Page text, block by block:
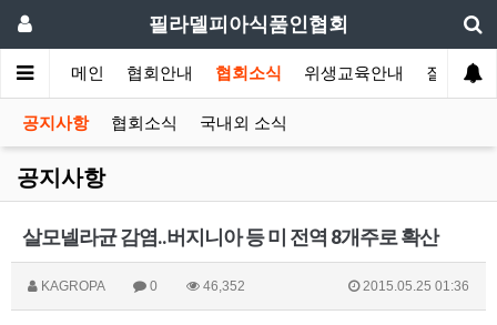
필라델피아식품인협회
메인 협회안내 협회소식 위생교육안내 질의답변
공지사항 협회소식 국내외 소식
공지사항
살모넬라균 감염..버지니아 등 미 전역 8개주로 확산
KAGROPA 0 46,352 2015.05.25 01:36